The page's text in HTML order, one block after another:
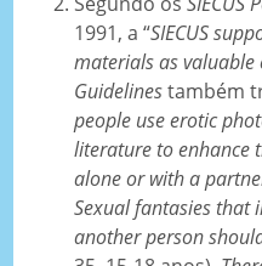
1991, a “SIECUS
materials as valuable
Guidelinestambém
people use erotic
literature to enhance
alone or with a
Sexual fantasies that
another person